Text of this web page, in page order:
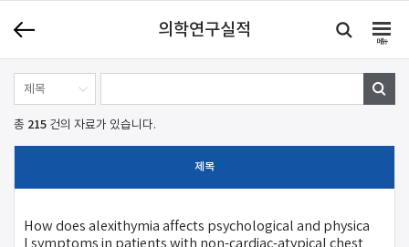
의학연구실적
메뉴
총 215 건의 자료가 있습니다.
제목
How does alexithymia affects psychological and physica
l symptoms in patients with non-cardiac-atypical chest